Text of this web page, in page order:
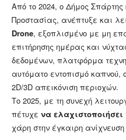
Από το 2024, ο Δήμος Σπάρτης
Προστασίας, ανέπτυξε και
Drone, εξοπλισμένο με μη
επιτήρησης ημέρας και
δεδομένων, πλατφόρμα
αυτόματο εντοπισμό
2D/3D απεικόνιση περιοχών.
Το 2025, με τη συνεχή
πέτυχε να
χάρη στην έγκαιρη